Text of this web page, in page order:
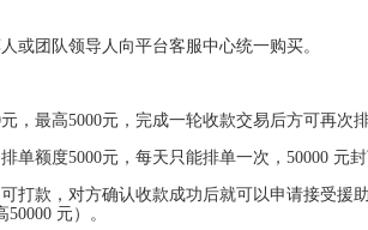
或团队领导人向平台客服中心统一购买。
元，最高5000元，完成一轮收款交易后方可再次
单额度5000元，每天只能排单一次，50000 元
打款，对方确认收款成功后就可以申请接受援
元）。